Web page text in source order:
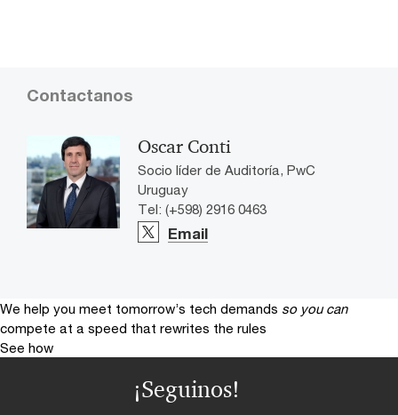
Contactanos
Oscar Conti
Socio líder de Auditoría, PwC
Uruguay
Tel: (+598) 2916 0463
Email
We help you meet tomorrow’s tech demands so you can
compete at a speed that rewrites the rules
See how
¡Seguinos!